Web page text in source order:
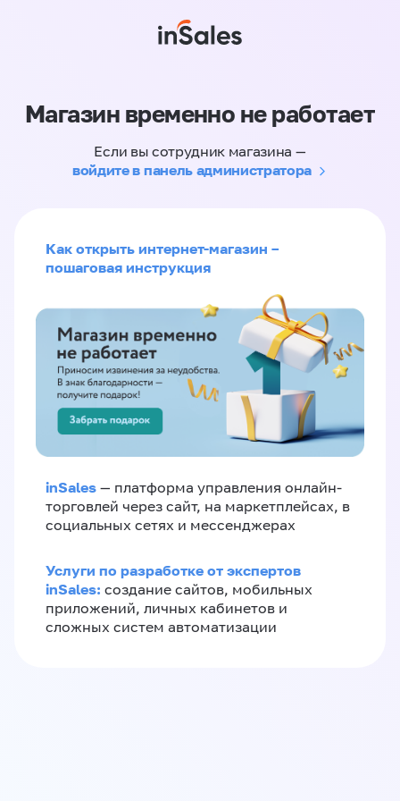
Магазин временно не работает
Если вы сотрудник магазина —
войдите в панель администратора
Как открыть интернет-магазин –
пошаговая инструкция
inSales — платформа управления онлайн-
торговлей через сайт, на маркетплейсах, в
социальных сетях и мессенджерах
Услуги по разработке от экспертов
inSales: создание сайтов, мобильных
приложений, личных кабинетов и
сложных систем автоматизации